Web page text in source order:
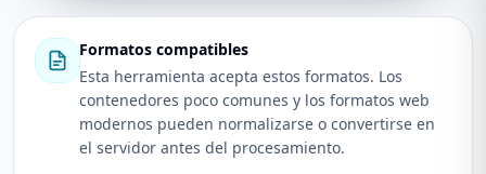
Formatos compatibles
Esta herramienta acepta estos formatos. Los
contenedores poco comunes y los formatos web
modernos pueden normalizarse o convertirse en
el servidor antes del procesamiento.